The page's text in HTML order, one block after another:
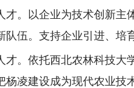
才。以企业为技术创新主
队伍。支持企业引进、培
才。依托西北农林科技大
杨凌建设成为现代农业技